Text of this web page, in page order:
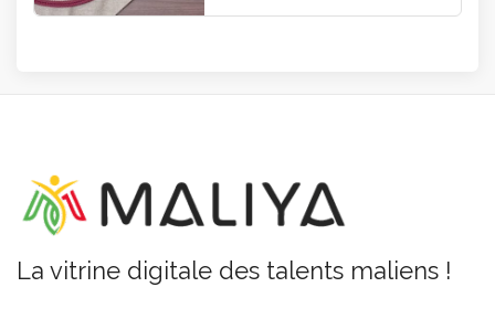
La vitrine digitale des talents maliens !